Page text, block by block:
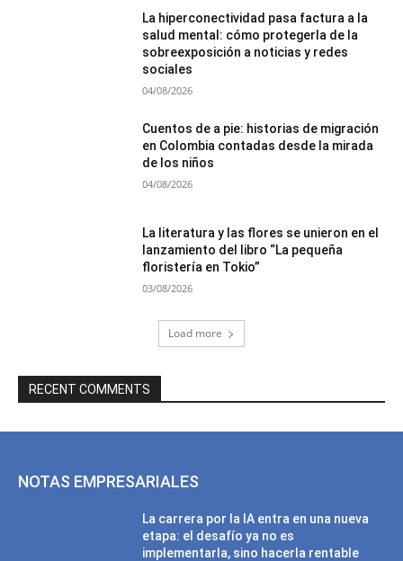
La hiperconectividad pasa factura a la
salud mental: cómo protegerla de la
sobreexposición a noticias y redes
sociales
04/08/2026
Cuentos de a pie: historias de migración
en Colombia contadas desde la mirada
de los niños
04/08/2026
La literatura y las flores se unieron en el
lanzamiento del libro “La pequeña
floristería en Tokio”
03/08/2026
Load more
RECENT COMMENTS
NOTAS EMPRESARIALES
La carrera por la IA entra en una nueva
etapa: el desafío ya no es
implementarla, sino hacerla rentable